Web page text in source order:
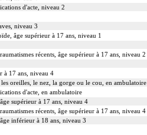
d'acte, niveau 2
niveau 3
âge supérieur à 17 ans, niveau 1
récents, âge supérieur à 17 ans, niveau 2
à 17 ans, niveau 4
oreilles, le nez, la gorge ou le cou, en ambulatoire
d'acte, en ambulatoire
supérieur à 17 ans, niveau 4
récents, âge supérieur à 17 ans, niveau 4
inférieur à 18 ans, niveau 3